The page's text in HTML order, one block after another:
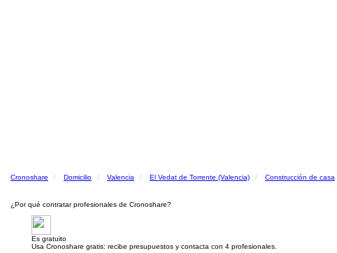
Cronoshare Domicilio Valencia El Vedat de Torrente (Valencia) Construcción de casa
¿Por qué contratar profesionales de Cronoshare?
Es gratuito
Usa Cronoshare gratis: recibe presupuestos y contacta con 4 profesionales.